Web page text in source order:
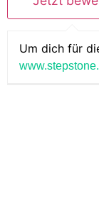
Um dich für